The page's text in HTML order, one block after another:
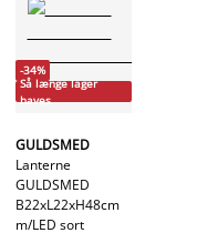
-34%
Så længe lager
haves
GULDSMED
Lanterne
GULDSMED
B22xL22xH48cm
m/LED sort